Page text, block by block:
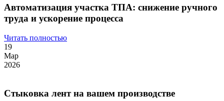
Автоматизация участка ТПА: снижение ручного
труда и ускорение процесса
Читать полностью
19
Мар
2026
Стыковка лент на вашем производстве